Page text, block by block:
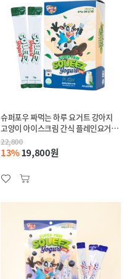
슈퍼포우 짜먹는 하루 요거트 강아지
고양이 아이스크림 간식 플레인요거트,
360g, 1개
22,800
13%19,800원